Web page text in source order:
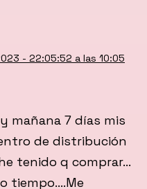
- 22:05:52 a las 10:05
mañana 7 días mis
de distribución
tenido q comprar…
tiempo….Me